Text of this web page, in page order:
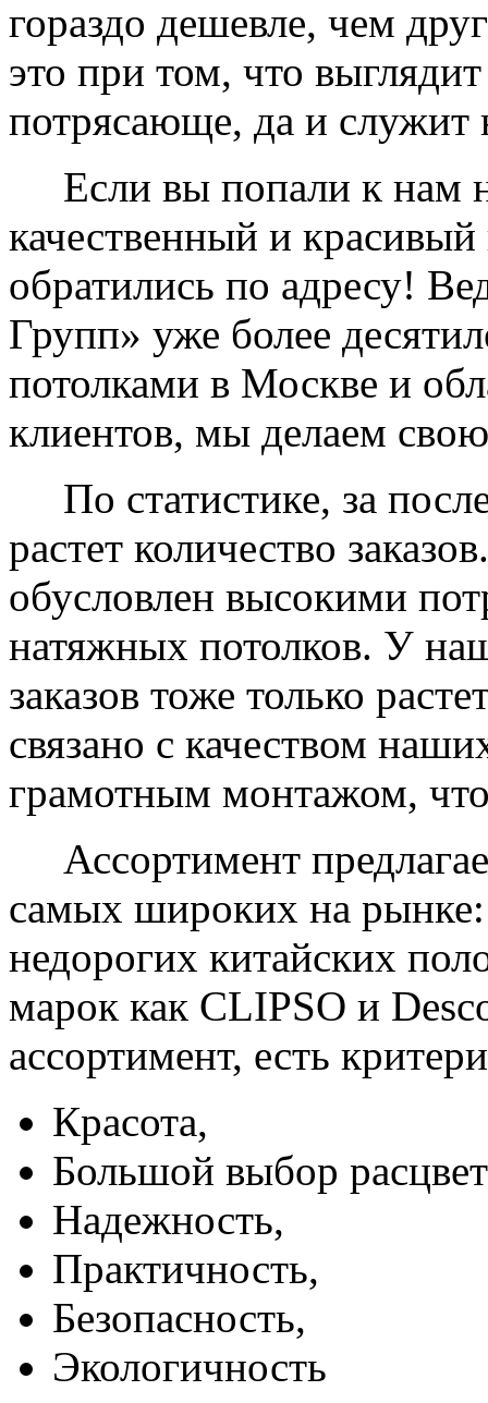
гораздо дешевле, чем
это при том, что
потрясающе, да и служит
Если вы попали к нам
качественный и
обратились по адресу!
Групп» уже более
потолками в Москве и
клиентов, мы делаем
По статистике, за
растет количество
обусловлен высокими
натяжных потолков. У
заказов тоже только
связано с качеством
грамотным монтажом,
Ассортимент
самых широких на
недорогих китайских
марок как CLIPSO и
ассортимент, есть
Красота,
Большой выбор
Надежность,
Практичность,
Безопасность,
Экологичность